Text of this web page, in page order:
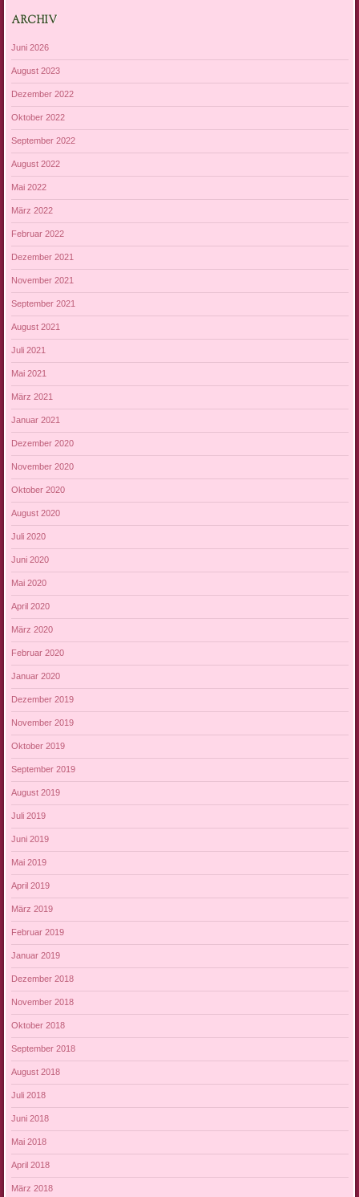
ARCHIV
Juni 2026
August 2023
Dezember 2022
Oktober 2022
September 2022
August 2022
Mai 2022
März 2022
Februar 2022
Dezember 2021
November 2021
September 2021
August 2021
Juli 2021
Mai 2021
März 2021
Januar 2021
Dezember 2020
November 2020
Oktober 2020
August 2020
Juli 2020
Juni 2020
Mai 2020
April 2020
März 2020
Februar 2020
Januar 2020
Dezember 2019
November 2019
Oktober 2019
September 2019
August 2019
Juli 2019
Juni 2019
Mai 2019
April 2019
März 2019
Februar 2019
Januar 2019
Dezember 2018
November 2018
Oktober 2018
September 2018
August 2018
Juli 2018
Juni 2018
Mai 2018
April 2018
März 2018